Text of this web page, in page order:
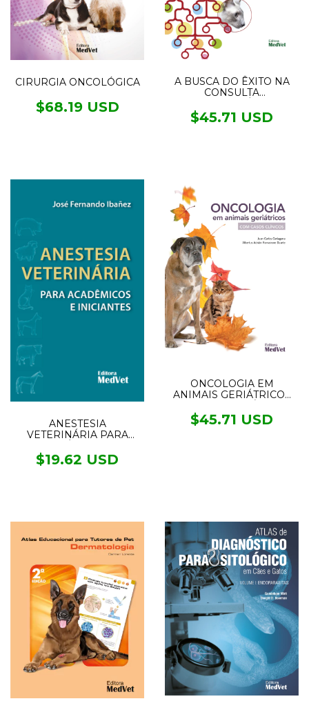
CIRURGIA ONCOLÓGICA
$68.19 USD
A BUSCA DO ÊXITO NA
CONSULTA
$45.71 USD
ANESTESIA
VETERINÁRIA PARA
INICIANTES
$19.62 USD
ONCOLOGIA EM
ANIMAIS GERIÁTRICOS
$45.71 USD